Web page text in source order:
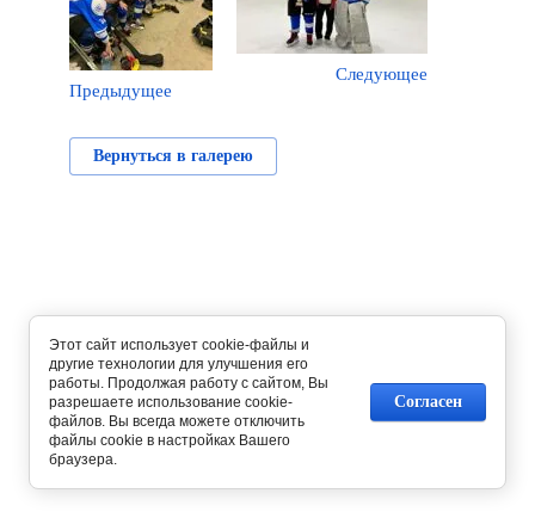
Предыдущее
Следующее
Вернуться в галерею
Этот сайт использует cookie-файлы и
другие технологии для улучшения его
работы. Продолжая работу с сайтом, Вы
разрешаете использование cookie-
файлов. Вы всегда можете отключить
файлы cookie в настройках Вашего
браузера.
Согласен